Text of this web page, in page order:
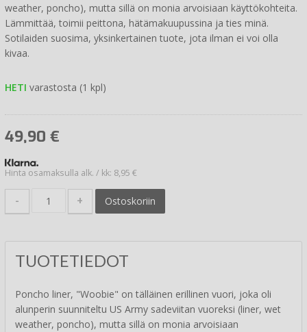
weather, poncho), mutta sillä on monia arvoisiaan käyttökohteita.
Lämmittää, toimii peittona, hätämakuupussina ja ties minä.
Sotilaiden suosima, yksinkertainen tuote, jota ilman ei voi olla
kivaa.
HETI varastosta (1 kpl)
49,90 €
Hinta osamaksulla alk. / kk: 8,95 €
- + Ostoskoriin
TUOTETIEDOT
Poncho liner, "Woobie" on tälläinen erillinen vuori, joka oli
alunperin suunniteltu US Army sadeviitan vuoreksi (liner, wet
weather, poncho), mutta sillä on monia arvoisiaan